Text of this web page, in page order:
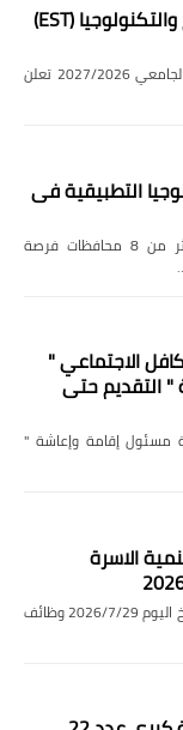
إعلان وظائف المصرية للعلوم والتكنولوجيا (EST)
إعلان وظائف المصرية للعلوم والتكنولوجيا (EST) العام الجامعي 2027/2026 تعلن
التطبيقية فى
وظائف خالية بمدارس التكنولوجيا التطبيقية فى اكثر من 8 محافظات فرصة
الاجتماعي "
التقديم حتى
مسئول إقامة وإعاشة "
الاسرة
وظائف المؤسسة القومية لتنمية الاسرة والمجتمع بتاريخ اليوم 2026/7/29 وظائف